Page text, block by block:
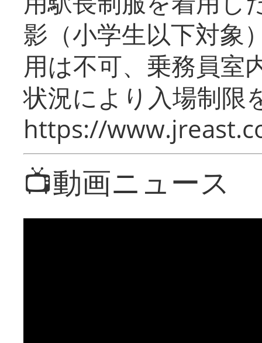
影（小学生以下対象
用は不可、乗務員室
状況により入場制限
https://
📺動画ニュース